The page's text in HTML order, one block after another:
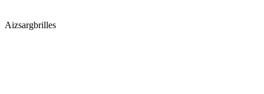
Aizsargbrilles